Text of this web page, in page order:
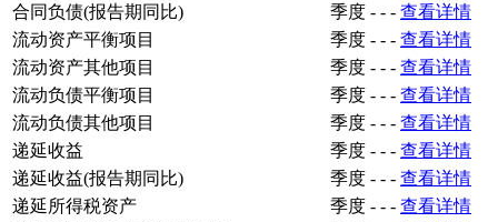
合同负债(报告期同比)
季度 - - - 查看详情
流动资产平衡项目
季度 - - - 查看详情
流动资产其他项目
季度 - - - 查看详情
流动负债平衡项目
季度 - - - 查看详情
流动负债其他项目
季度 - - - 查看详情
递延收益
季度 - - - 查看详情
递延收益(报告期同比)
季度 - - - 查看详情
递延所得税资产
季度 - - - 查看详情